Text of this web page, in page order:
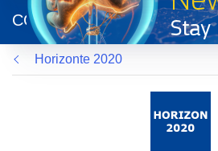
abrirá
en
una
nueva
ventana)
CORDIS
Horizonte 2020